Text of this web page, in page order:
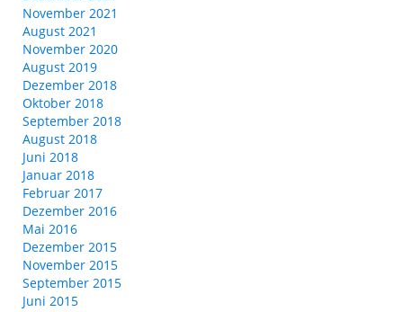
November 2021
August 2021
November 2020
August 2019
Dezember 2018
Oktober 2018
September 2018
August 2018
Juni 2018
Januar 2018
Februar 2017
Dezember 2016
Mai 2016
Dezember 2015
November 2015
September 2015
Juni 2015